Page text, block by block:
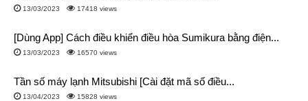
13/03/2023 17418 views
[Dùng App] Cách điều khiển điều hòa Sumikura bằng điện...
13/03/2023 16570 views
Tần số máy lạnh Mitsubishi [Cài đặt mã số điều...
13/04/2023 15828 views